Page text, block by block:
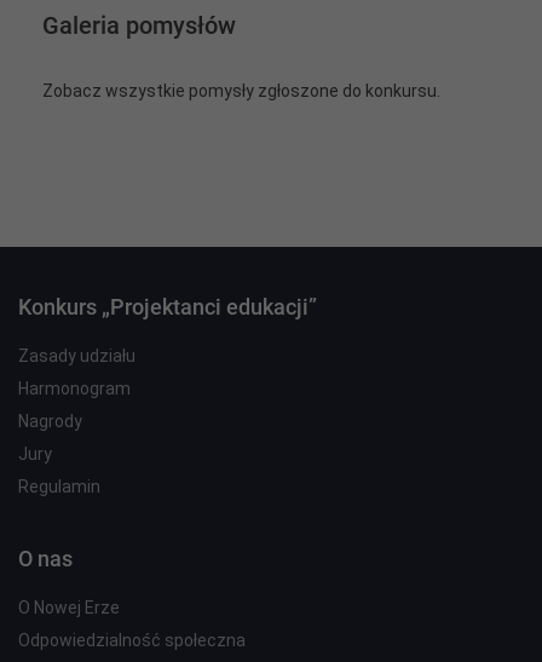
Galeria pomysłów
Zobacz wszystkie pomysły zgłoszone do konkursu.
Konkurs „Projektanci edukacji”
Zasady udziału
Harmonogram
Nagrody
Jury
Regulamin
O nas
O Nowej Erze
Odpowiedzialność społeczna